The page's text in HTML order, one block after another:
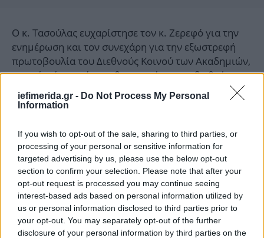
iefimerida.gr - Do Not Process My Personal
Information
If you wish to opt-out of the sale, sharing to third parties, or
processing of your personal or sensitive information for
targeted advertising by us, please use the below opt-out
section to confirm your selection. Please note that after your
opt-out request is processed you may continue seeing
interest-based ads based on personal information utilized by
us or personal information disclosed to third parties prior to
your opt-out. You may separately opt-out of the further
disclosure of your personal information by third parties on the
Ο κ. Τασούλας ευχαρίστησε τον κ. Ζερεφό για την
ενημέρωση και τον συνεχάρη για την εξωστρεφή
πρωτοβουλία του Διεθνούς Κοινού των Ακαδημιών,
η οποία, όπως τόνισε, θα ενισχύσει τον διεθνή
επιστημονικό και πολιτιστικό διάλογο.
ΟΛΕΣ ΟΙ ΕΙΔΗΣΕΙΣ
Live εικόνα από τη Μητρόπολη: Τελευταίο αντίο στη
Μαρινέλλα, σε λίγο η κηδεία -«Αθάνατη», φώναζαν
Οι ΗΠΑ χτύπησαν με διατρητικές βόμβες 900 κιλών
αποθήκες πυρομαχικών στο Ισφαχάν, στο Ιράν -Το βίντεο
Τραμπ